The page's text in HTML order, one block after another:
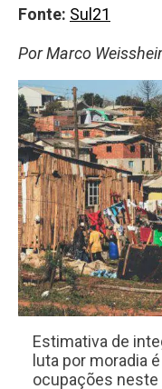
Fonte: Sul21
Por Marco
Estimativa de
luta por moradia
ocupações neste